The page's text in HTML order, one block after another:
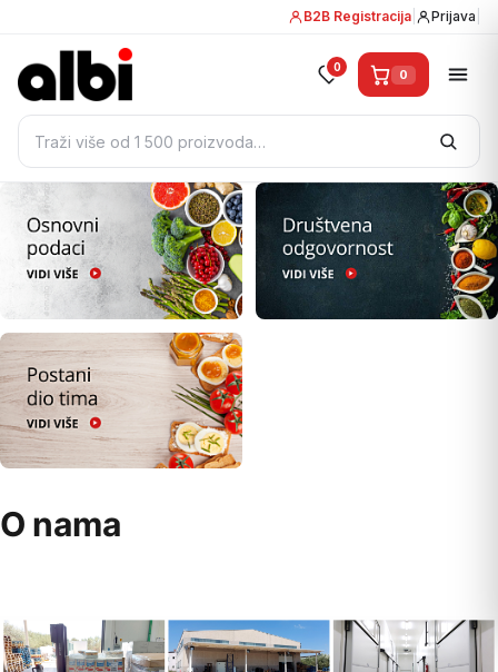
B2B Registracija Prijava
Pretraži:
0 0
O nama